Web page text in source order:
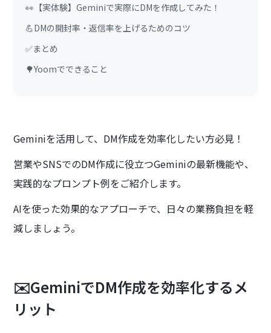
👀【実体験】Geminiで実際にDMを作成してみた！
💪DMの開封率・返信率を上げるためのコツ
✅まとめ
🌳Yoomでできること
Geminiを活用して、DM作成を効率化したい方必見！
営業やSNSでのDM作成に役立つGeminiの最新機能や、
実践的なプロンプト例をご紹介します。
AIを使った効果的なアプローチで、日々の業務負担を軽
減しましょう。
✉️GeminiでDM作成を効率化するメ
リット